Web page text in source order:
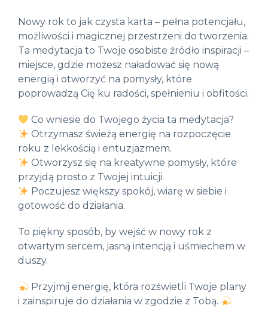
Nowy rok to jak czysta karta – pełna potencjału,
możliwości i magicznej przestrzeni do tworzenia.
Ta medytacja to Twoje osobiste źródło inspiracji –
miejsce, gdzie możesz naładować się nową
energią i otworzyć na pomysły, które
poprowadzą Cię ku radości, spełnieniu i obfitości.
Co wniesie do Twojego życia ta medytacja?
Otrzymasz świeżą energię na rozpoczęcie
roku z lekkością i entuzjazmem.
Otworzysz się na kreatywne pomysły, które
przyjdą prosto z Twojej intuicji.
Poczujesz większy spokój, wiarę w siebie i
gotowość do działania.
To piękny sposób, by wejść w nowy rok z
otwartym sercem, jasną intencją i uśmiechem w
duszy.
Przyjmij energię, która rozświetli Twoje plany
i zainspiruje do działania w zgodzie z Tobą.